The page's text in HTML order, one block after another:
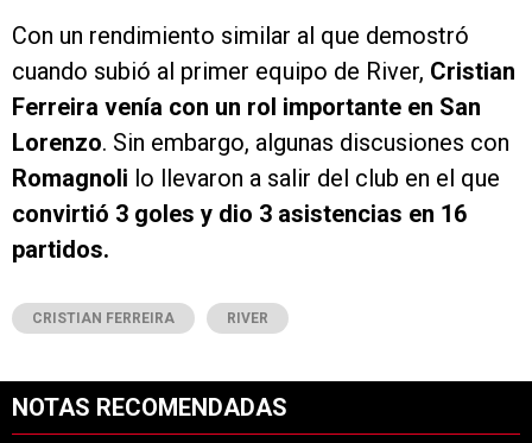
Con un rendimiento similar al que demostró
cuando subió al primer equipo de River, Cristian
Ferreira venía con un rol importante en San
Lorenzo. Sin embargo, algunas discusiones con
Romagnoli lo llevaron a salir del club en el que
convirtió 3 goles y dio 3 asistencias en 16
partidos.
CRISTIAN FERREIRA RIVER
NOTAS RECOMENDADAS